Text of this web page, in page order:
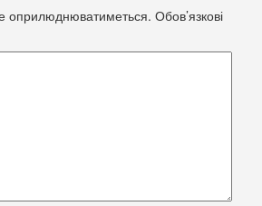
оприлюднюватиметься. Обов’язкові